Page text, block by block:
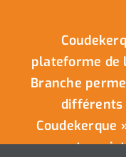
plateforme de
Branche
différents
Coudekerque
en